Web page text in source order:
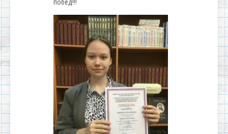
побед!!!